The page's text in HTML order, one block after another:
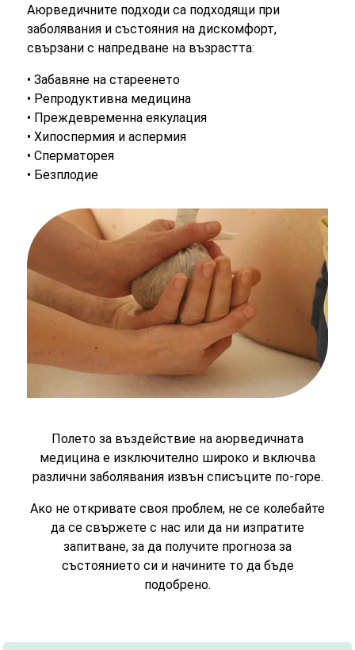
Аюрведичните подходи са подходящи при
заболявания и състояния на дискомфорт,
свързани с напредване на възрастта:
• Забавяне на стареенето
• Репродуктивна медицина
• Преждевременна еякулация
• Хипоспермия и аспермия
• Сперматорея
• Безплодие
Полето за въздействие на аюрведичната
медицина е изключително широко и включва
различни заболявания извън списъците по-горе.
Ако не откривате своя проблем, не се колебайте
да се свържете с нас или да ни изпратите
запитване, за да получите прогноза за
състоянието си и начините то да бъде
подобрено.